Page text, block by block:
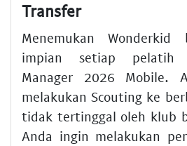
Transfer
Menemukan Wonderkid
impian setiap pelatih
Manager 2026 Mobile.
melakukan Scouting ke
tidak tertinggal oleh klub
Anda ingin melakukan